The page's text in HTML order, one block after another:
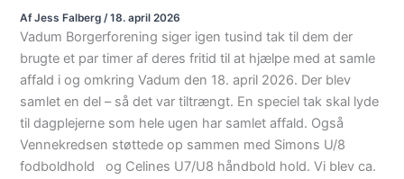
AfJess Falberg/18. april 2026
Vadum Borgerforening siger igen tusind tak til dem der
brugte et par timer af deres fritid til at hjælpe med at samle
affald i og omkring Vadum den 18. april 2026. Der blev
samlet en del – så det var tiltrængt. En speciel tak skal lyde
til dagplejerne som hele ugen har samlet affald. Også
Vennekredsen støttede op sammen med Simons U/8
fodboldhold og Celines U7/U8 håndbold hold. Vi blev ca.